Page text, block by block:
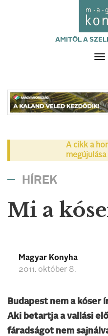
AMITŐL A
A cikk a
HÍREK
Mi a
Magyar Konyha
2011. október 8.
Budapest nem a kóser
Aki betartja a vallási
fáradságot nem